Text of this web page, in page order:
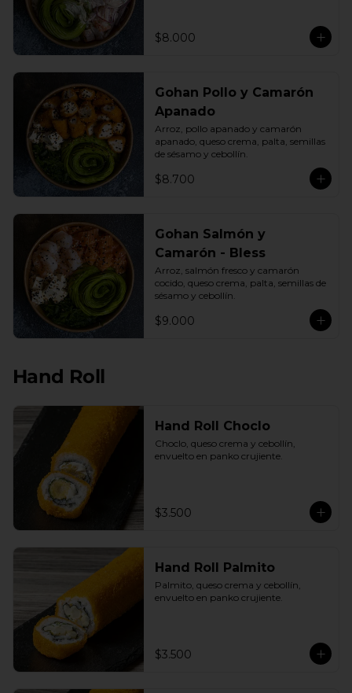
$8.000
Gohan Pollo y Camarón
Apanado
Arroz, pollo apanado y camarón
apanado, queso crema, palta, semillas
de sésamo y cebollín.
$8.700
Gohan Salmón y
Camarón - Bless
Arroz, salmón fresco y camarón
cocido, queso crema, palta, semillas de
sésamo y cebollín.
$9.000
Hand Roll
Hand Roll Choclo
Choclo, queso crema y cebollín,
envuelto en panko crujiente.
$3.500
Hand Roll Palmito
Palmito, queso crema y cebollín,
envuelto en panko crujiente.
$3.500